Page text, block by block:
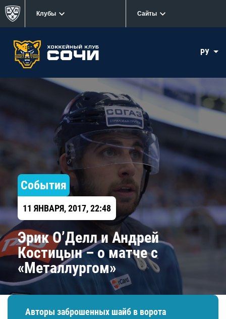
Клубы Сайты
РУ
События
11 ЯНВАРЯ, 2017, 22:48
Эрик О’Делл и Андрей
Костицын – о матче с
«Металлургом»
Авторы заброшенных шайб в ворота